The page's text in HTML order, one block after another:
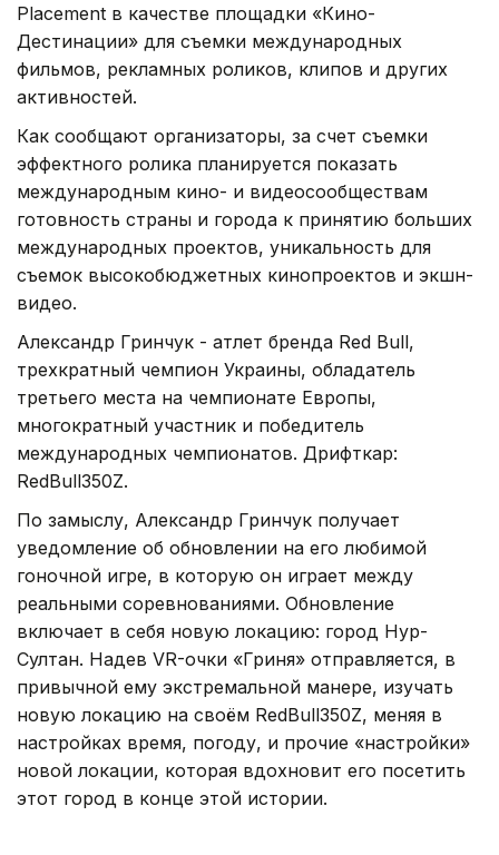
Placement в качестве площадки «Кино-
Дестинации» для съемки международных
фильмов, рекламных роликов, клипов и других
активностей.
Как сообщают организаторы, за счет съемки
эффектного ролика планируется показать
международным кино- и видеосообществам
готовность страны и города к принятию больших
международных проектов, уникальность для
съемок высокобюджетных кинопроектов и экшн-
видео.
Александр Гринчук - атлет бренда Red Bull,
трехкратный чемпион Украины, обладатель
третьего места на чемпионате Европы,
многократный участник и победитель
международных чемпионатов. Дрифткар:
RedBull350Z.
По замыслу, Александр Гринчук получает
уведомление об обновлении на его любимой
гоночной игре, в которую он играет между
реальными соревнованиями. Обновление
включает в себя новую локацию: город Нур-
Султан. Надев VR-очки «Гриня» отправляется, в
привычной ему экстремальной манере, изучать
новую локацию на своём RedBull350Z, меняя в
настройках время, погоду, и прочие «настройки»
новой локации, которая вдохновит его посетить
этот город в конце этой истории.